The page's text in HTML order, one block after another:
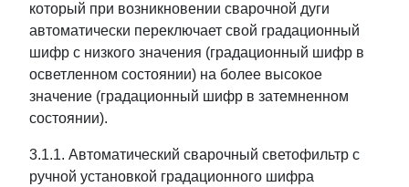
который при возникновении сварочной дуги
автоматически переключает свой градационный
шифр с низкого значения (градационный шифр в
осветленном состоянии) на более высокое
значение (градационный шифр в затемненном
состоянии).
3.1.1. Автоматический сварочный светофильтр с
ручной установкой градационного шифра